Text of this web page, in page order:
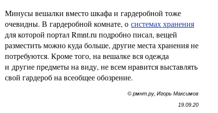
Минусы вешалки вместо шкафа и гардеробной тоже
очевидны. В гардеробной комнате, о системах хранения
для которой портал Rmnt.ru подробно писал, вещей
разместить можно куда больше, другие места хранения не
потребуются. Кроме того, на вешалке вся одежда
и другие предметы на виду, не всем нравится выставлять
свой гардероб на всеобщее обозрение.
© рмнт.ру, Игорь Максимов
19.09.20